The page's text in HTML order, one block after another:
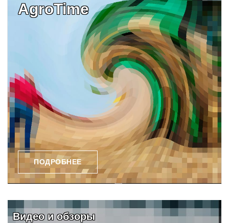
AgroTime
ПОДРОБНЕЕ
Видео и обзоры